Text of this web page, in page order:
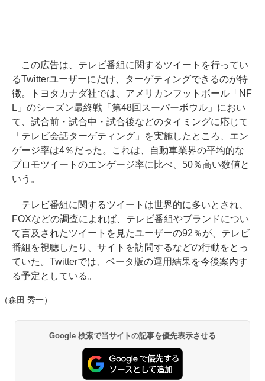
この広告は、テレビ番組に関するツイートを行ってい
るTwitterユーザーにだけ、ターゲティングできるのが特
徴。トヨタカナダ社では、アメリカンフットボール「NF
L」のシーズン最終戦「第48回スーパーボウル」におい
て、試合前・試合中・試合後などのタイミングに応じて
「テレビ会話ターゲティング」を実施したところ、エン
ゲージ率は4％だった。これは、自動車業界の平均的な
プロモツイートのエンゲージ率に比べ、50％高い数値と
いう。
テレビ番組に関するツイートは世界的に多いとされ、
FOXなどの調査によれば、テレビ番組やブランドについ
て言及されたツイートを見たユーザーの92％が、テレビ
番組を視聴したり、サイトを訪問するなどの行動をとっ
ていた。Twitterでは、ベータ版の運用結果を今後案内す
る予定としている。
（森田 秀一）
Google 検索で当サイトの記事を優先表示させる